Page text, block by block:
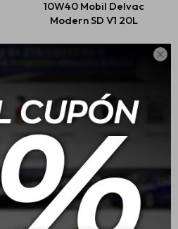

10W40 Mobil Delvac
Modern SD V1 20L